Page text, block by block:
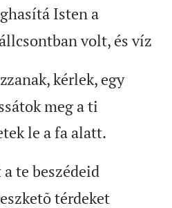
Isten a
volt, és víz
kérlek, egy
meg a ti
le a fa alatt.
te beszédeid
térdeket